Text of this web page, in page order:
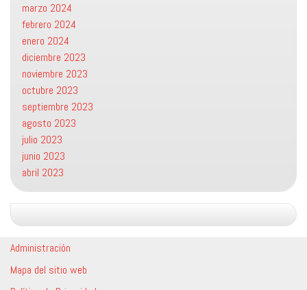
marzo 2024
febrero 2024
enero 2024
diciembre 2023
noviembre 2023
octubre 2023
septiembre 2023
agosto 2023
julio 2023
junio 2023
abril 2023
Administración
Mapa del sitio web